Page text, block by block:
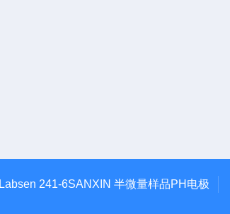
Labsen 241-6SANXIN 半微量样品PH电极